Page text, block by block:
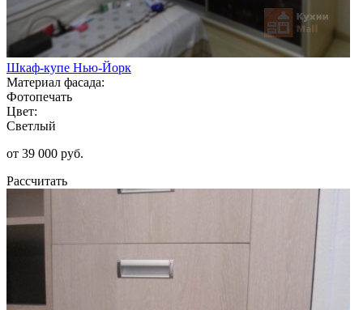
Шкаф-купе Нью-Йорк
Материал фасада:
Фотопечать
Цвет:
Светлый
от 39 000 руб.
Рассчитать